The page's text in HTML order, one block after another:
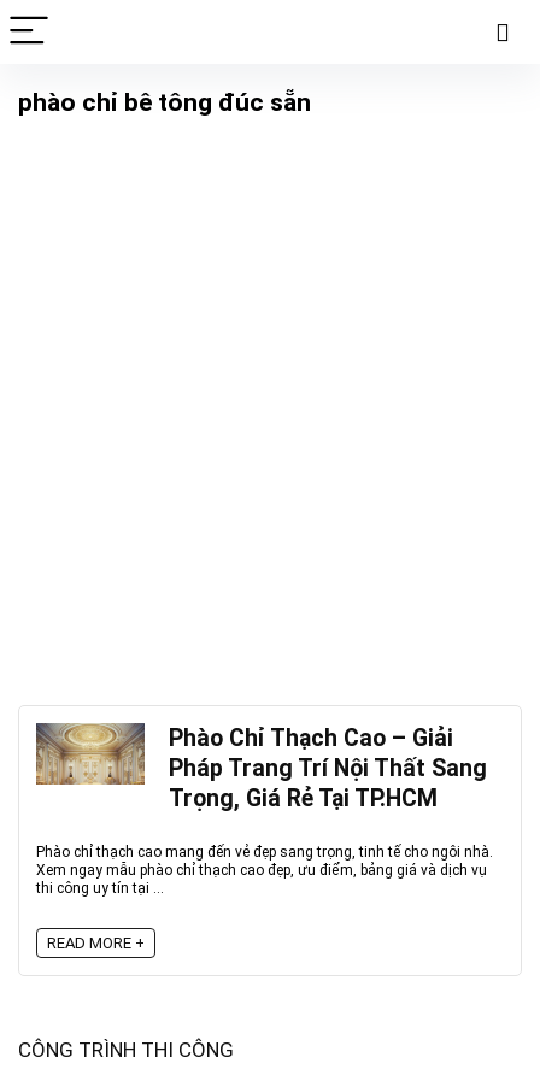
phào chỉ bê tông đúc sẵn
Phào Chỉ Thạch Cao – Giải
Pháp Trang Trí Nội Thất Sang
Trọng, Giá Rẻ Tại TP.HCM
Phào chỉ thạch cao mang đến vẻ đẹp sang trọng, tinh tế cho ngôi nhà.
Xem ngay mẫu phào chỉ thạch cao đẹp, ưu điểm, bảng giá và dịch vụ
thi công uy tín tại ...
READ MORE +
CÔNG TRÌNH THI CÔNG